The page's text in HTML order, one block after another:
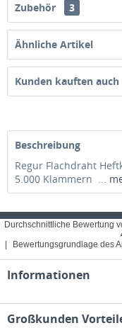
Zubehör 3
Ähnliche Artikel
Kunden kauften auch
Beschreibung
Regur Flachdraht
5.000 Klammern ...
Durchschnittliche Bewertung
Bewertungsgrundlage des
Informationen
Großkunden